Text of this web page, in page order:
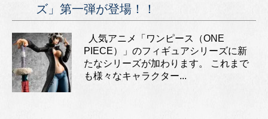
ズ」第一弾が登場！！
人気アニメ「ワンピース（ONE
PIECE）」のフィギュアシリーズに新
たなシリーズが加わります。 これまで
も様々なキャラクター...